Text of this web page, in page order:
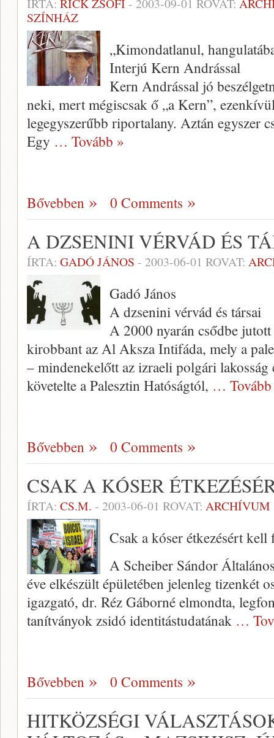
ÍRTA: RICK ZSÓFI - 2003-09-01 ROVAT:
SZÍNHÁZ
„Kimondatlanul,
Interjú Kern Andrással
Kern Andrással jó
neki, mert mégiscsak ő „a Kern”,
legegyszerűbb riportalany. Aztán egyszer
Egy … Tovább »
Bővebben 0 Comments
A DZSENINI VÉRVÁD ÉS
ÍRTA: GADÓ JÁNOS - 2003-06-01 ROVAT:
Gadó János
A dzsenini vérvád és társai
A 2000 nyarán csődbe
kirobbant az Al Aksza Intifáda, mely a
– mindenekelőtt az izraeli polgári
követelte a Palesztin Hatóság­tól, …
Bővebben 0 Comments
CSAK A KÓSER
ÍRTA: CS.M. - 2003-06-01 ROVAT: ARCHÍVUM
Csak a kóser étkezésért kell
A Scheiber Sándor
éve elkészült épületében jelenleg tizenkét
igazgató, dr. Réz Gáborné elmondta,
tanítványok zsidó iden­titástudatának …
Bővebben 0 Comments
HITKÖZSÉGI